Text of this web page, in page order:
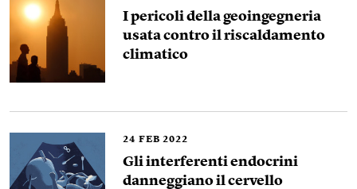
I pericoli della geoingegneria
usata contro il riscaldamento
climatico
24 FEB 2022
Gli interferenti endocrini
danneggiano il cervello